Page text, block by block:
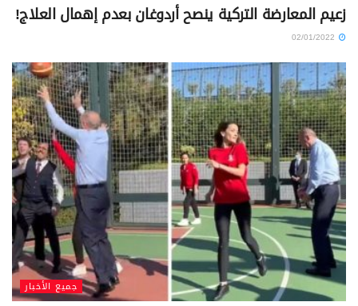
زعيم المعارضة التركية ينصح أردوغان بعدم إهمال العلاج!
جميع الأخبار